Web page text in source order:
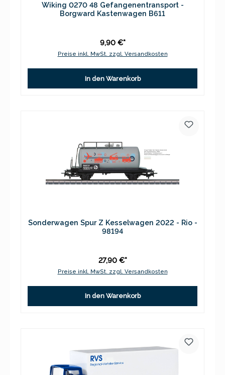
Wiking 0270 48 Gefangenentransport -
Borgward Kastenwagen B611
9,90 €*
Preise inkl. MwSt. zzgl. Versandkosten
In den Warenkorb
Sonderwagen Spur Z Kesselwagen 2022 - Rio -
98194
27,90 €*
Preise inkl. MwSt. zzgl. Versandkosten
In den Warenkorb